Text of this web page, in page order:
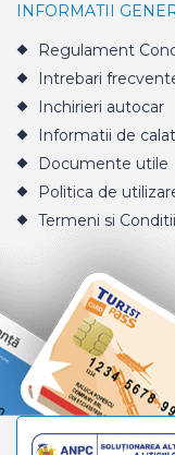
INFORMATII
Regulament
Intrebari
Inchirieri autocar
Informatii de
Documente utile
Politica de
Termeni si Conditii